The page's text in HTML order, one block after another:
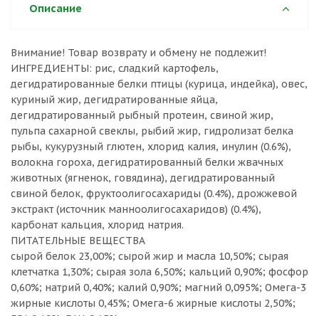
Описание
Внимание! Товар возврату и обмену не подлежит!
ИНГРЕДИЕНТЫ: рис, сладкий картофель,
дегидратированные белки птицы (курица, индейка), овес,
куриный жир, дегидратированные яйца,
дегидратированный рыбный протеин, свиной жир,
пульпа сахарной свеклы, рыбий жир, гидролизат белка
рыбы, кукурузный глютен, хлорид калия, инулин (0.6%),
волокна гороха, дегидратированный белки жвачных
животных (ягненок, говядина), дегидратированный
свиной белок, фруктоолигосахариды (0.4%), дрожжевой
экстракт (источник манноолигосахаридов) (0.4%),
карбонат кальция, хлорид натрия.
ПИТАТЕЛЬНЫЕ ВЕЩЕСТВА
сырой белок 23,00%; сырой жир и масла 10,50%; сырая
клетчатка 1,30%; сырая зола 6,50%; кальций 0,90%; фосфор
0,60%; натрий 0,40%; калий 0,90%; магний 0,095%; Омега-3
жирные кислоты 0,45%; Омега-6 жирные кислоты 2,50%;